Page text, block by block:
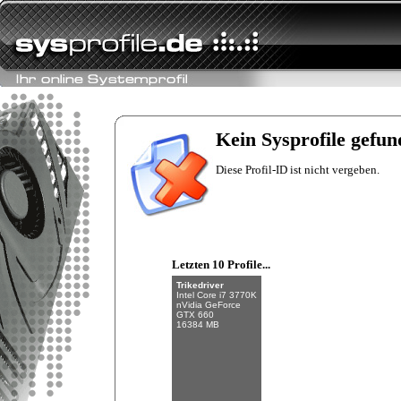
Kein Sysprofile
Diese Profil-ID ist nicht vergeben.
Letzten 10 Profile...
NVIDIA GeForce
32 GB (4 x 8 GB)
Trikedriver
Intel Core i7 3770K
nVidia GeForce
GTX 660
16384 MB